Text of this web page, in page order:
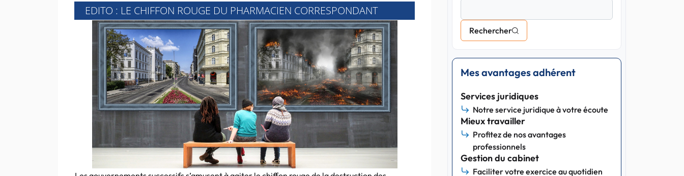
EDITO : LE CHIFFON ROUGE DU PHARMACIEN CORRESPONDANT
Rechercher
Mes avantages adhérent
Services juridiques
Notre service juridique à votre écoute
Mieux travailler
Profitez de nos avantages
professionnels
Gestion du cabinet
Faciliter votre exercice au quotidien